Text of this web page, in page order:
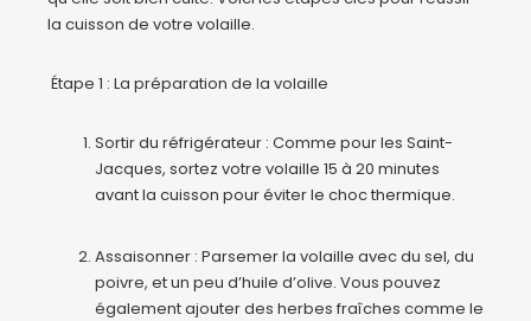
la cuisson de votre volaille.
Étape 1 : La préparation de la volaille
Sortir du réfrigérateur : Comme pour les Saint-
Jacques, sortez votre volaille 15 à 20 minutes
avant la cuisson pour éviter le choc thermique.
Assaisonner : Parsemer la volaille avec du sel, du
poivre, et un peu d’huile d’olive. Vous pouvez
également ajouter des herbes fraîches comme le